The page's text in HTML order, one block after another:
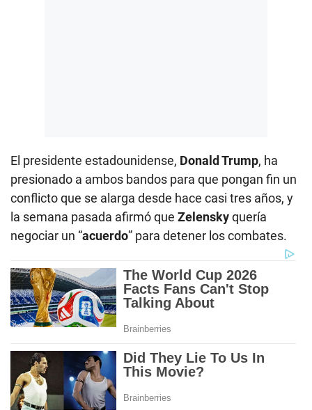
El presidente estadounidense, Donald Trump, ha
presionado a ambos bandos para que pongan fin un
conflicto que se alarga desde hace casi tres años, y
la semana pasada afirmó que Zelenskyquería
negociar un “acuerdo” para detener los combates.